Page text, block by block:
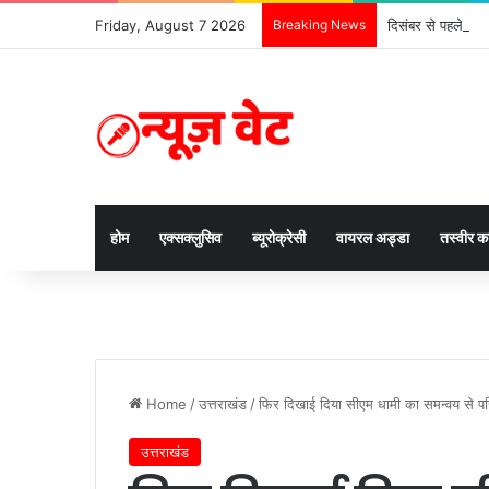
Friday, August 7 2026 Breaking News दिसंबर से पहले ढाई
होम एक्सक्लुसिव ब्यूरोक्रेसी वायरल अड्डा तस्वीर
Home /उत्तराखंड /फिर दिखाई दिया सीएम धामी का समन्वय से
उत्तराखंड